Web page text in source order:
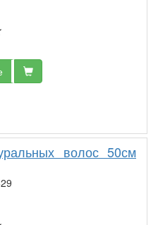
волос 50см